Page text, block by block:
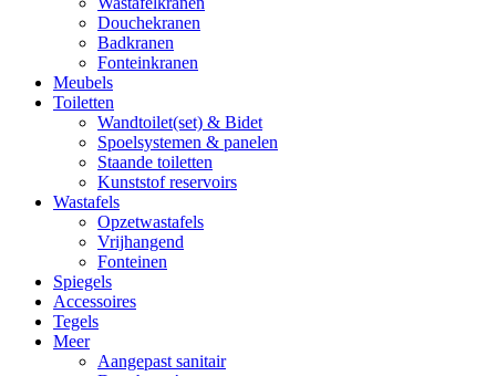
Douchekranen
Badkranen
Fonteinkranen
Meubels
Toiletten
Wandtoilet(set) & Bidet
Spoelsystemen & panelen
Staande toiletten
Kunststof reservoirs
Wastafels
Opzetwastafels
Vrijhangend
Fonteinen
Spiegels
Accessoires
Tegels
Meer
Aangepast sanitair